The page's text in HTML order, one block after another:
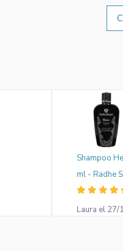
Shampoo
ml - Radhe
Laura el 27/